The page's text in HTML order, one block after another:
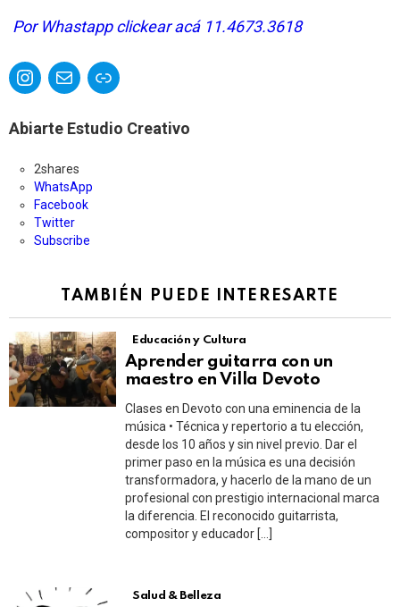
Por Whastapp clickear acá 11.4673.3618
Instagram Correo electrónico Enlace
Abiarte Estudio Creativo
2shares
WhatsApp
Facebook
Twitter
Subscribe
TAMBIÉN PUEDE INTERESARTE
Educación y Cultura
Aprender guitarra con un
maestro en Villa Devoto
Clases en Devoto con una eminencia de la
música • Técnica y repertorio a tu elección,
desde los 10 años y sin nivel previo. Dar el
primer paso en la música es una decisión
transformadora, y hacerlo de la mano de un
profesional con prestigio internacional marca
la diferencia. El reconocido guitarrista,
compositor y educador […]
Salud & Belleza